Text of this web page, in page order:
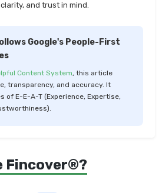
and trust in mind.
Google's People-First
Content System, this article
transparency, and accuracy. It
of E-E-A-T (Experience, Expertise,
Fincover®?